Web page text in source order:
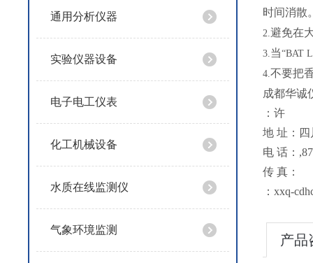
通用分析仪器
实验仪器设备
电子电工仪表
化工机械设备
水质在线监测仪
气象环境监测
时间消散
2.避免在
3.当“BAT
4.不要把
成都华诚
：许
地 址：四
电 话：
传 真：
：xxq-
产品